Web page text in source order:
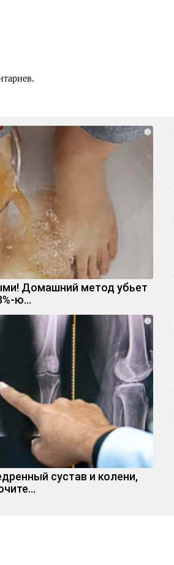
i
Домашний метод убьет
ю…
i
сустав и колени,